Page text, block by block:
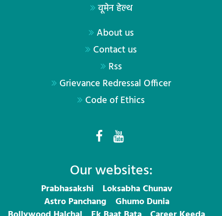
वूमेन हेल्थ
About us
Contact us
Rss
Grievance Redressal Officer
Code of Ethics
Our websites:
Prabhasakshi
Loksabha Chunav
Astro Panchang
Ghumo Dunia